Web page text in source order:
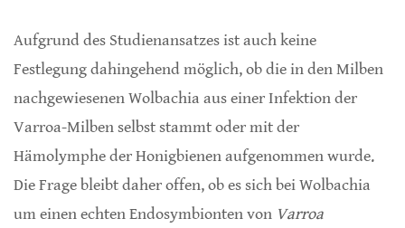
Aufgrund des Studienansatzes ist auch keine
Festlegung dahingehend möglich, ob die in den Milben
nachgewiesenen Wolbachia aus einer Infektion der
Varroa-Milben selbst stammt oder mit der
Hämolymphe der Honigbienen aufgenommen wurde.
Die Frage bleibt daher offen, ob es sich bei Wolbachia
um einen echten Endosymbionten von Varroa